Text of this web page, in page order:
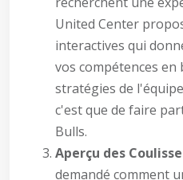
United Center
interactives qui
vos compétences en
stratégies de
c'est que de faire
Bulls.
Aperçu des
demandé comment